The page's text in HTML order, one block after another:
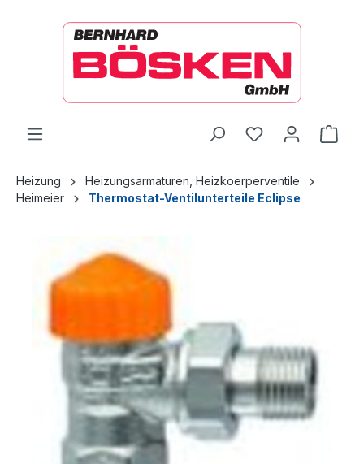
Heizung
Heizungsarmaturen, Heizkoerperventile
Heimeier
Thermostat-Ventilunterteile Eclipse